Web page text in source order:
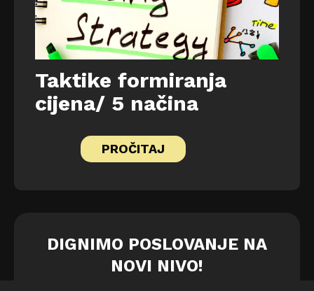
Taktike formiranja
cijena/ 5 načina
PROČITAJ
DIGNIMO POSLOVANJE NA
NOVI NIVO!